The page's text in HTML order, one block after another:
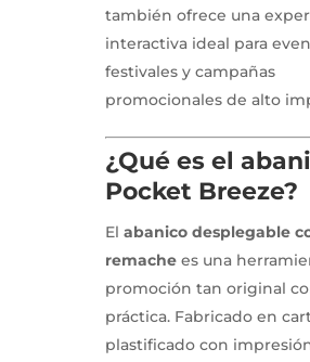
también ofrece una
interactiva ideal para
festivales y campañas
promocionales de alto
¿Qué es el
Pocket Breeze?
El abanico desplegable
remachees una
promoción tan original
práctica. Fabricado en
plastificado con